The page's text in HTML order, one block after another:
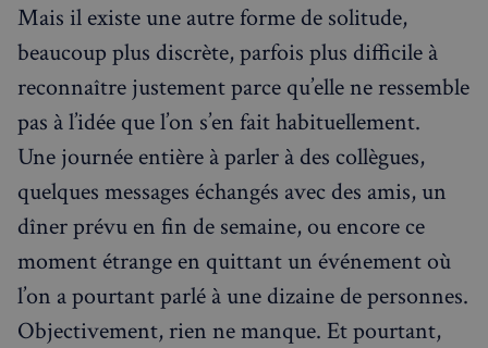
Mais il existe une autre forme de solitude,
beaucoup plus discrète, parfois plus difficile à
reconnaître justement parce qu’elle ne ressemble
pas à l’idée que l’on s’en fait habituellement.
Une journée entière à parler à des collègues,
quelques messages échangés avec des amis, un
dîner prévu en fin de semaine, ou encore ce
moment étrange en quittant un événement où
l’on a pourtant parlé à une dizaine de personnes.
Objectivement, rien ne manque. Et pourtant,